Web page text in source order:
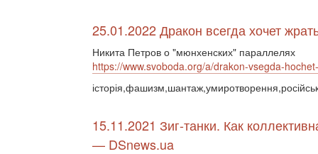
25.01.2022 Дракон всегда хочет
Никита Петров о "мюнхенских" параллелях
https://www.svoboda.org/a/drakon-vsegda-
15.11.2021 Зиг-танки. Как
— DSnews.ua